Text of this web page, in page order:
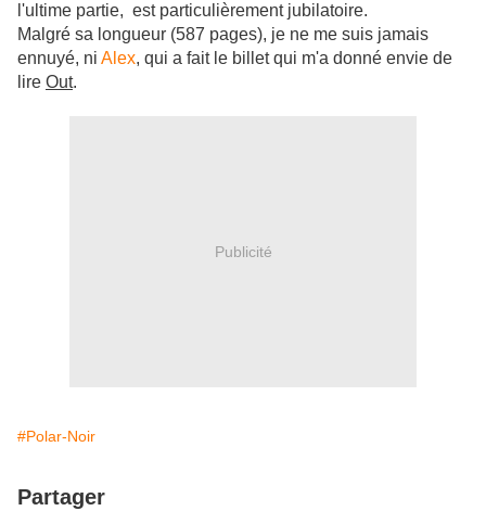
l'ultime partie, est particulièrement jubilatoire.
Malgré sa longueur (587 pages), je ne me suis jamais
ennuyé, ni Alex, qui a fait le billet qui m'a donné envie de
lire Out.
Publicité
#Polar-Noir
Partager